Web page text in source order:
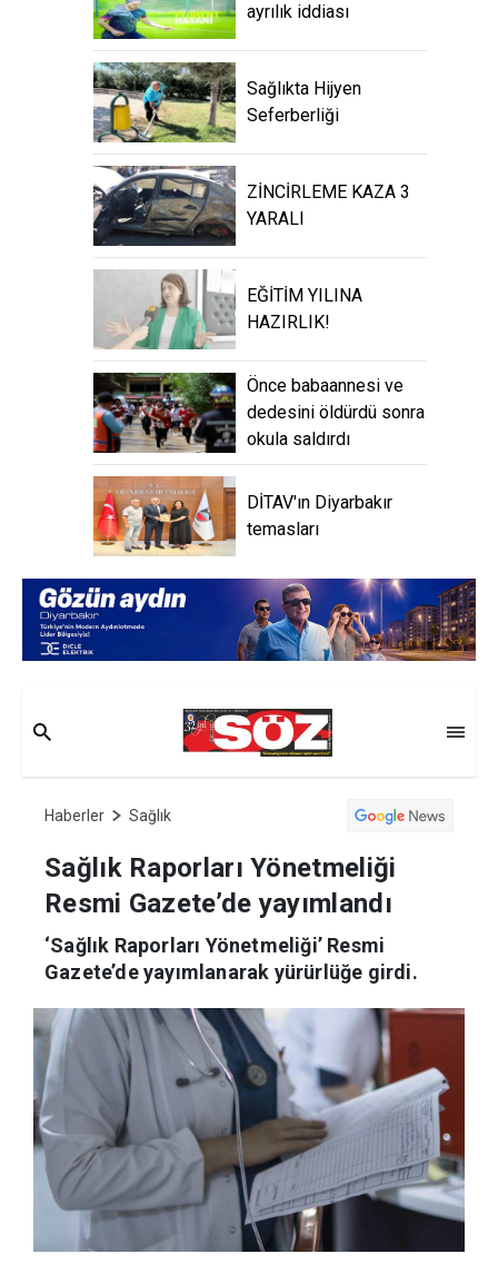
ayrılık iddiası
Sağlıkta Hijyen
Seferberliği
ZİNCİRLEME KAZA 3
YARALI
EĞİTİM YILINA
HAZIRLIK!
Önce babaannesi ve
dedesini öldürdü sonra
okula saldırdı
DİTAV'ın Diyarbakır
temasları
Haberler Sağlık
Sağlık Raporları Yönetmeliği
Resmi Gazete’de yayımlandı
‘Sağlık Raporları Yönetmeliği’ Resmi
Gazete’de yayımlanarak yürürlüğe girdi.